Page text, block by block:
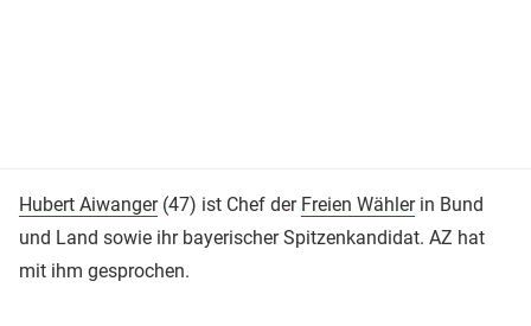
Hubert Aiwanger(47) ist Chef der Freien Wählerin Bund
und Land sowie ihr bayerischer Spitzenkandidat. AZ hat
mit ihm gesprochen.